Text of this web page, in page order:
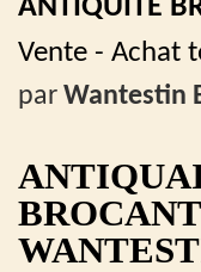
ANTIQUITÉ
Vente - Achat
par Wantestin